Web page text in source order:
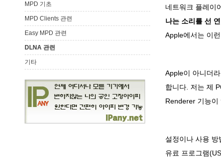
네트워크 플레이
나는 소리를 선
Apple에서는 이
Apple이 아니더
합니다. 저는 제
Renderer 기능이
설정이나 사용 방
유료 프로그램
MPD 기초
MPD Clients 관련
Easy MPD 관련
DLNA 관련
기타